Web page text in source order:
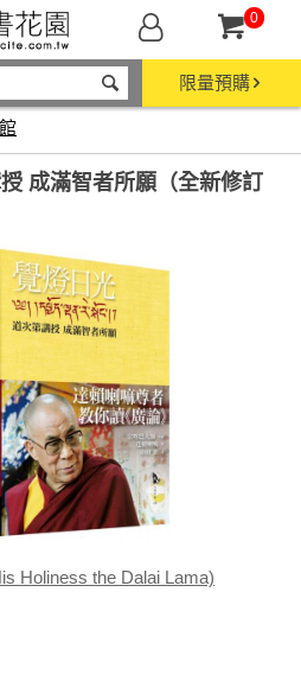
0
限量預購
成滿智者所願（全新修訂
Holiness the Dalai Lama)